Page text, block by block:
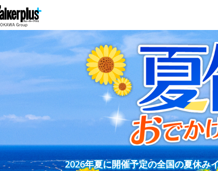
2026年夏に開催予定の全国の夏休み